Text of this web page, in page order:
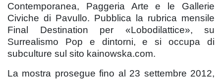
Contemporanea, Paggeria Arte e le Gallerie
Civiche di Pavullo. Pubblica la rubrica mensile
Final Destination per «Lobodilattice», su
Surrealismo Pop e dintorni, e si occupa di
subculture sul sito kainowska.com.
La mostra prosegue fino al 23 settembre 2012,